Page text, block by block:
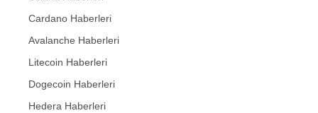
Cardano Haberleri
Avalanche Haberleri
Litecoin Haberleri
Dogecoin Haberleri
Hedera Haberleri